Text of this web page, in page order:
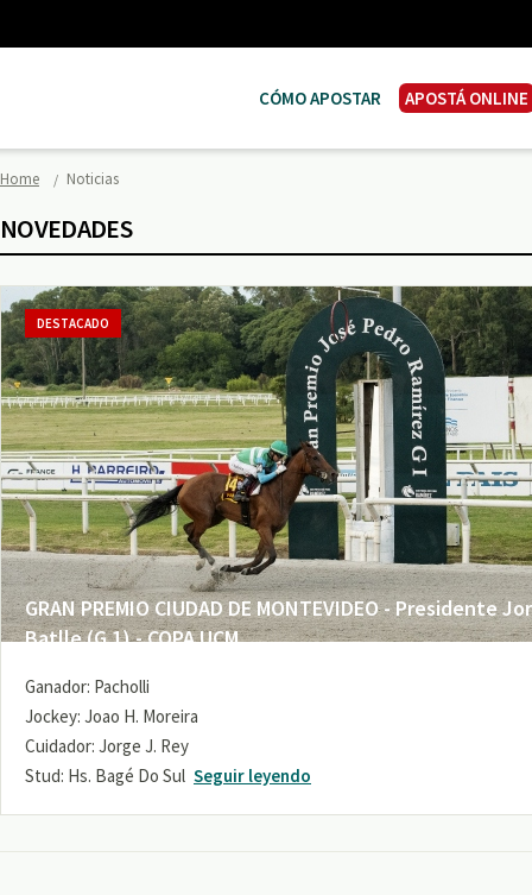
CÓMO APOSTAR APOSTÁ ONLINE
Home Noticias
NOVEDADES
GRAN PREMIO CIUDAD DE MONTEVIDEO - Presidente
Batlle (G 1) - COPA UCM
DESTACADO
Ganador: Pacholli
Jockey: Joao H. Moreira
Cuidador: Jorge J. Rey
Stud: Hs. Bagé Do Sul Seguir leyendo